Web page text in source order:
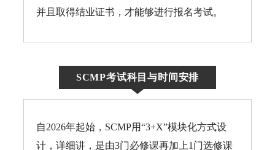
并且取得结业证书，才能够进行报名考试。
SCMP考试科目与时间安排
自2026年起始，SCMP用“3+X”模块化方式设
计，详细讲，是由3门必修课再加上1门选修课